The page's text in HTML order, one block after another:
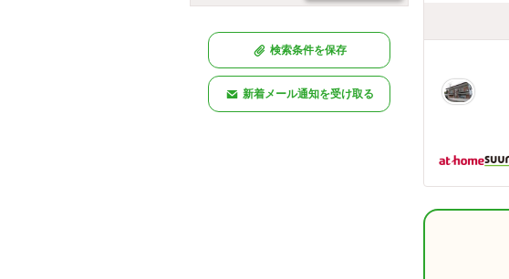
検索条件を保存
新着メール通知を受け取る